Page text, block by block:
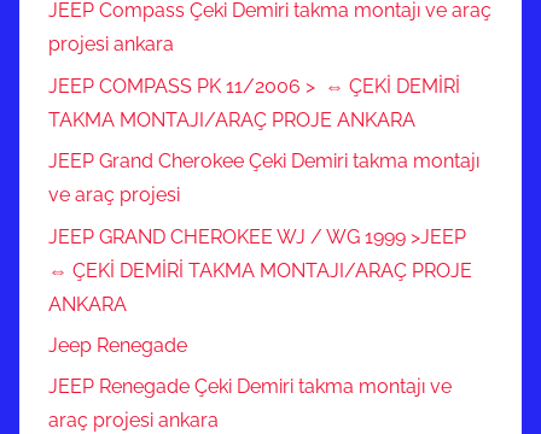
JEEP Compass Çeki Demiri takma montajı ve araç
projesi ankara
JEEP COMPASS PK 11/2006 > ⇔ ÇEKİ DEMİRİ
TAKMA MONTAJI/ARAÇ PROJE ANKARA
JEEP Grand Cherokee Çeki Demiri takma montajı
ve araç projesi
JEEP GRAND CHEROKEE WJ / WG 1999 >JEEP
⇔ ÇEKİ DEMİRİ TAKMA MONTAJI/ARAÇ PROJE
ANKARA
Jeep Renegade
JEEP Renegade Çeki Demiri takma montajı ve
araç projesi ankara